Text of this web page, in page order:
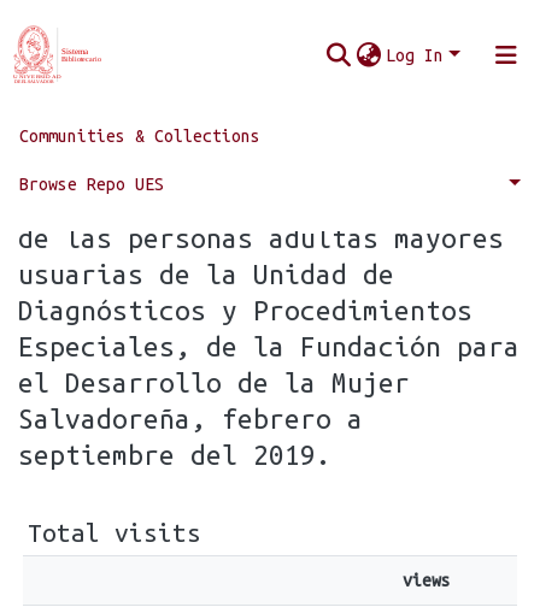
Log In
Communities & Collections
Browse Repo UES
Home Statistics
Statistics for Calidad de vida
de las personas adultas mayores
usuarias de la Unidad de
Diagnósticos y Procedimientos
Especiales, de la Fundación para
el Desarrollo de la Mujer
Salvadoreña, febrero a
septiembre del 2019.
Total visits
views